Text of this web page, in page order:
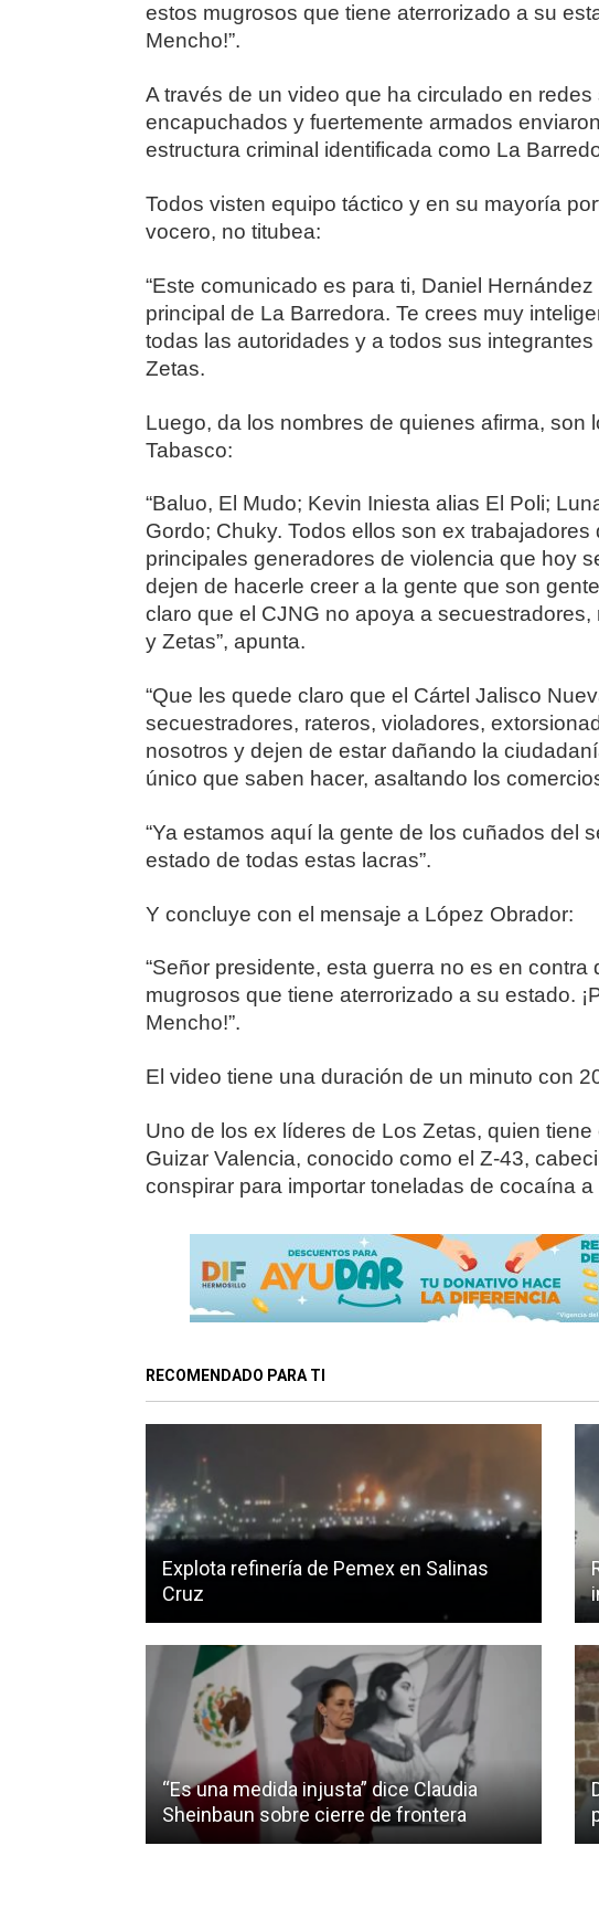
estos mugrosos que tiene aterrorizado a su
Mencho!”.
A través de un video que ha circulado en
encapuchados y fuertemente armados
estructura criminal identificada como La
Todos visten equipo táctico y en su mayoría
vocero, no titubea:
“Este comunicado es para ti, Daniel
principal de La Barredora. Te crees muy
todas las autoridades y a todos sus
Zetas.
Luego, da los nombres de quienes afirma, son
Tabasco:
“Baluo, El Mudo; Kevin Iniesta alias El Poli;
Gordo; Chuky. Todos ellos son ex
principales generadores de violencia que hoy
dejen de hacerle creer a la gente que son
claro que el CJNG no apoya a
y Zetas”, apunta.
“Que les quede claro que el Cártel Jalisco
secuestradores, rateros, violadores,
nosotros y dejen de estar dañando la
único que saben hacer, asaltando los
“Ya estamos aquí la gente de los cuñados del
estado de todas estas lacras”.
Y concluye con el mensaje a López Obrador:
“Señor presidente, esta guerra no es en
mugrosos que tiene aterrorizado a su estado.
Mencho!”.
El video tiene una duración de un minuto con
Uno de los ex líderes de Los Zetas, quien
Guizar Valencia, conocido como el Z-43,
conspirar para importar toneladas de cocaína
RECOMENDADO PARA TI
Explota refinería de Pemex en Salinas
Cruz
“Es una medida injusta” dice Claudia
Sheinbaun sobre cierre de frontera